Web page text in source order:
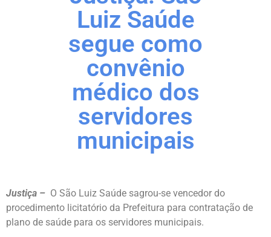
Luiz Saúde
segue como
convênio
médico dos
servidores
municipais
Justiça – O São Luiz Saúde sagrou-se vencedor do
procedimento licitatório da Prefeitura para contratação de
plano de saúde para os servidores municipais.